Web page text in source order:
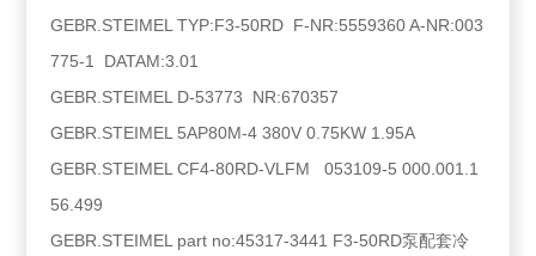
GEBR.STEIMEL TYP:F3-50RD F-NR:5559360 A-NR:003
775-1 DATAM:3.01
GEBR.STEIMEL D-53773 NR:670357
GEBR.STEIMEL 5AP80M-4 380V 0.75KW 1.95A
GEBR.STEIMEL CF4-80RD-VLFM 053109-5 000.001.1
56.499
GEBR.STEIMEL part no:45317-3441 F3-50RD泵配套冷